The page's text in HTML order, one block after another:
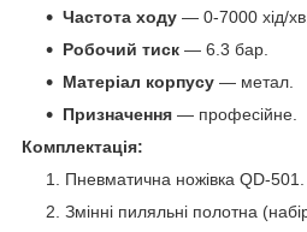
Частота ходу — 0-7000 хід/хв.
Робочий тиск — 6.3 бар.
Матеріал корпусу — метал.
Призначення — професійне.
Комплектація:
Пневматична ножівка QD-501.
Змінні пиляльні полотна